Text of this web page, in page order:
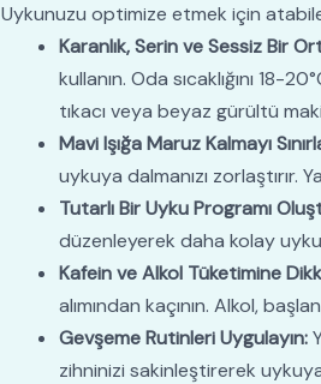
Uykunuzu optimize etmek için
Karanlık, Serin ve Sessiz Bir
kullanın. Oda sıcaklığını 18-
tıkacı veya beyaz gürültü
Mavi Işığa Maruz Kalmayı
uykuya dalmanızı zorlaştırır.
Tutarlı Bir Uyku Programı
düzenleyerek daha kolay
Kafein ve Alkol Tüketimine
alımından kaçının. Alkol,
Gevşeme Rutinleri Uygulayın:
zihninizi sakinleştirerek